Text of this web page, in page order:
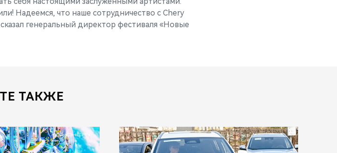
Надеемся, что наше сотрудничество с Chery
генеральный директор фестиваля «Новые
ТАКЖЕ